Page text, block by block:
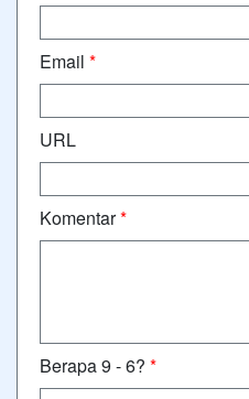
Email *
URL
Komentar*
Berapa 9 - 6? *